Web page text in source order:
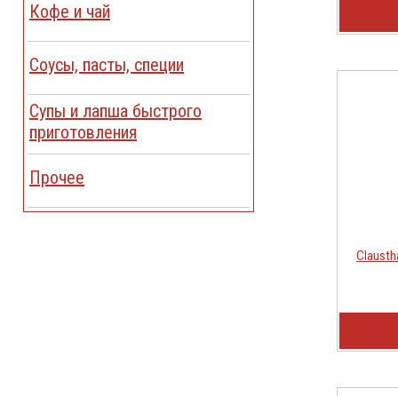
Кофе и чай
Соусы, пасты, специи
Cупы и лапша быстрого
приготовления
Прочее